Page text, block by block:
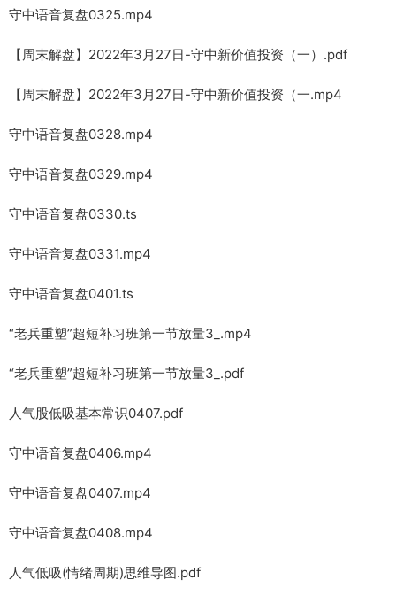
守中语音复盘0325.mp4
【周末解盘】2022年3月27日-守中新价值投资（一）.pdf
【周末解盘】2022年3月27日-守中新价值投资（一.mp4
守中语音复盘0328.mp4
守中语音复盘0329.mp4
守中语音复盘0330.ts
守中语音复盘0331.mp4
守中语音复盘0401.ts
“老兵重塑”超短补习班第一节放量3_.mp4
“老兵重塑”超短补习班第一节放量3_.pdf
人气股低吸基本常识0407.pdf
守中语音复盘0406.mp4
守中语音复盘0407.mp4
守中语音复盘0408.mp4
人气低吸(情绪周期)思维导图.pdf